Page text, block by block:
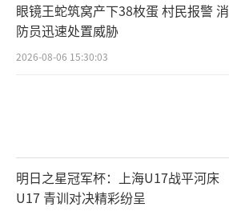
眼镜王蛇筑窝产下38枚蛋 村民报警 消
防员迅速处置威胁
2026-08-06 15:30:03
明日之星冠军杯：上海U17战平河床
U17 青训对决精彩纷呈